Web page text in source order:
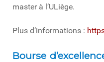
master à l’ULiège.
Plus d’informations :
Bourse